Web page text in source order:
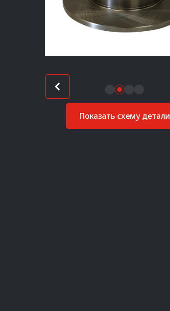
Показать схему детали